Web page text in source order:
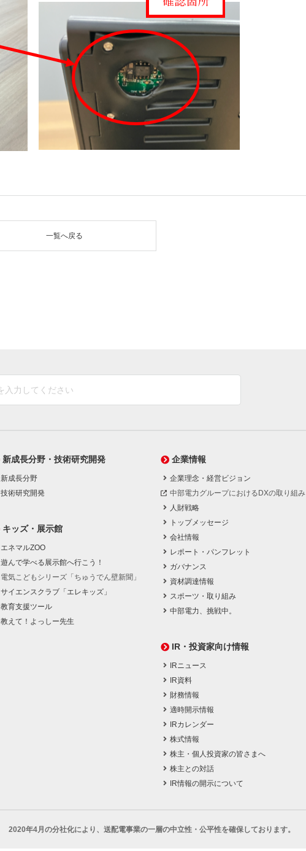
一覧へ戻る
新成長分野・技術研究開発
新成長分野
技術研究開発
キッズ・展示館
エネマルZOO
遊んで学べる展示館へ行こう！
電気こどもシリーズ「ちゅうでん壁新聞」
サイエンスクラブ「エレキッズ」
教育支援ツール
教えて！よっしー先生
企業情報
企業理念・経営ビジョン
中部電力グループにおけるDXの取り組み
人財戦略
トップメッセージ
会社情報
レポート・パンフレット
ガバナンス
資材調達情報
スポーツ・取り組み
中部電力、挑戦中。
IR・投資家向け情報
IRニュース
IR資料
財務情報
適時開示情報
IRカレンダー
株式情報
株主・個人投資家の皆さまへ
株主との対話
IR情報の開示について
2020年4月の分社化により、 送配電事業の一層の中立性・公平性を確保しております。